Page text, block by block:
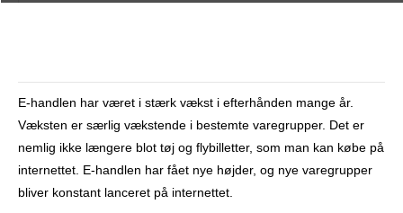
E-handlen har været i stærk vækst i efterhånden mange år.
Væksten er særlig vækstende i bestemte varegrupper. Det er
nemlig ikke længere blot tøj og flybilletter, som man kan købe på
internettet. E-handlen har fået nye højder, og nye varegrupper
bliver konstant lanceret på internettet.